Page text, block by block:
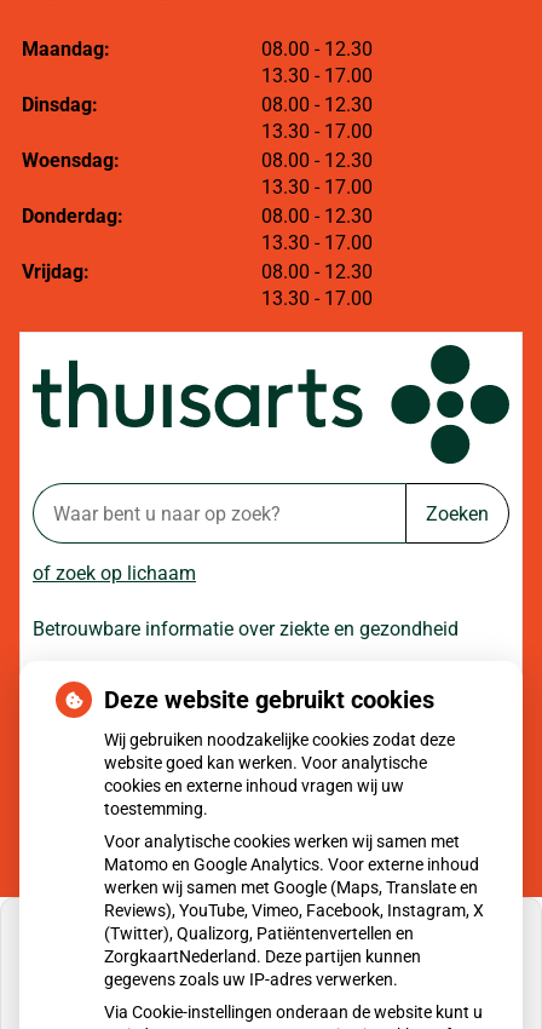
Maandag: 08.00 tot
- 12.30
13.30 tot
- 17.00
Dinsdag:
08.00 tot
- 12.30
13.30 tot
- 17.00
Woensdag:
08.00 tot
- 12.30
13.30 tot
- 17.00
Donderdag:
08.00 tot
- 12.30
13.30 tot
- 17.00
Vrijdag:
08.00 tot
- 12.30
13.30 tot
- 17.00
Zoeken
of zoek op lichaam
Betrouwbare informatie over ziekte en gezondheid
Moet ik naar de dokter?
U heeft geen toestemming gegeven voor
Deze website gebruikt cookies
Wij gebruiken noodzakelijke cookies zodat deze
website goed kan werken. Voor analytische
cookies en externe inhoud vragen wij uw
toestemming.
Voor analytische cookies werken wij samen met
Matomo en Google Analytics. Voor externe inhoud
werken wij samen met Google (Maps, Translate en
Reviews), YouTube, Vimeo, Facebook, Instagram, X
(Twitter), Qualizorg, Patiëntenvertellen en
ZorgkaartNederland. Deze partijen kunnen
gegevens zoals uw IP-adres verwerken.
Via Cookie-instellingen onderaan de website kunt u